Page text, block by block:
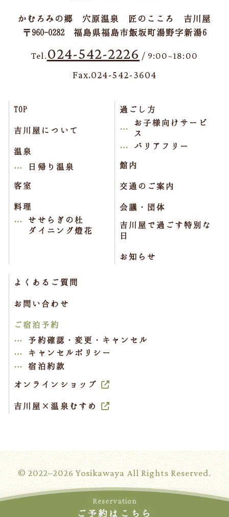
かむろみの郷 穴原温泉 匠のこころ 吉川屋
〒960-0282 福島県福島市飯坂町湯野字新湯6
Tel. 024-542-2226 / 9:00~18:00
Fax.024-542-3604
TOP
吉川屋について
温泉
日帰り温泉
客室
料理
せせらぎの杜
ダイニング燈花
過ごし方
お子様向けサービ
ス
バリアフリー
館内
交通のご案内
会議・団体
吉川屋で過ごす特別な
日
お知らせ
よくあるご質問
お問い合わせ
ご宿泊予約
予約確認・変更・キャンセル
キャンセルポリシー
宿泊約款
オンラインショップ
吉川屋×温泉むすめ
© 2022–2026 Yosikawaya All Rights Reserved.
Reservation
ご予約はこちら